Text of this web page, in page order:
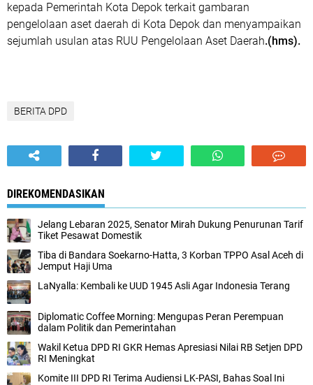
kepada Pemerintah Kota Depok terkait gambaran
pengelolaan aset daerah di Kota Depok dan menyampaikan
sejumlah usulan atas RUU Pengelolaan Aset Daerah.(hms).
BERITA DPD
DIREKOMENDASIKAN
Jelang Lebaran 2025, Senator Mirah Dukung Penurunan Tarif
Tiket Pesawat Domestik
Tiba di Bandara Soekarno-Hatta, 3 Korban TPPO Asal Aceh di
Jemput Haji Uma
LaNyalla: Kembali ke UUD 1945 Asli Agar Indonesia Terang
Diplomatic Coffee Morning: Mengupas Peran Perempuan
dalam Politik dan Pemerintahan
Wakil Ketua DPD RI GKR Hemas Apresiasi Nilai RB Setjen DPD
RI Meningkat
Komite III DPD RI Terima Audiensi LK-PASI, Bahas Soal Ini